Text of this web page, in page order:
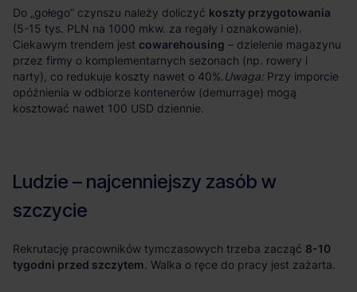
koszty przygotowania
cowarehousing
Uwaga:
8-10
tygodni przed szczytem